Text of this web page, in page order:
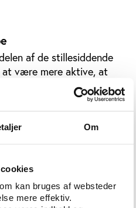
Om
kan bruges af websteder
mere effektiv.
af de stillesiddende
at være mere aktive, at
rolle i at få dem i
kan lave flere
der allerede findes til
også højt på listen (30
forslag om at øge